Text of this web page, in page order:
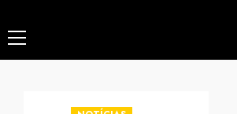
Menú
principal